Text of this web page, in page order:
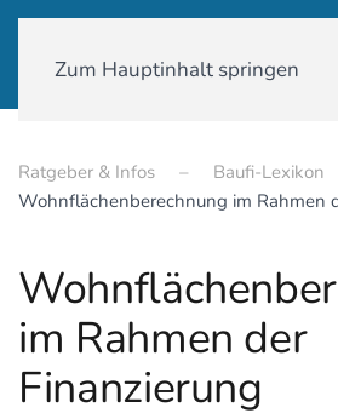
Zum Hauptinhalt springen
Ratgeber & Infos
Baufi-Lexikon
Wohnflächenberechnung im Rahmen
im Rahmen der
Finanzierung